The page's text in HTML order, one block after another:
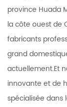
province Huada
la côte ouest de
fabricants
grand
actuellement.Et
innovante et de
spécialisée